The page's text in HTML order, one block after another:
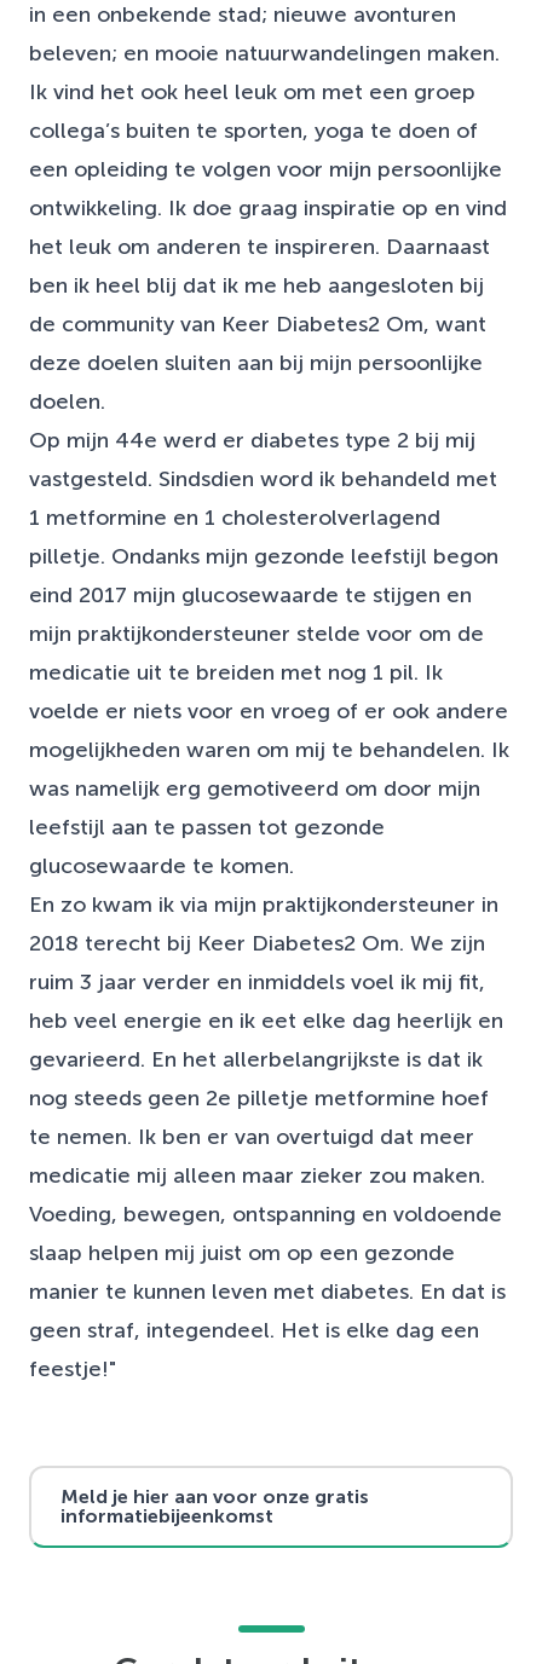
in een onbekende stad; nieuwe avonturen
beleven; en mooie natuurwandelingen maken.
Ik vind het ook heel leuk om met een groep
collega’s buiten te sporten, yoga te doen of
een opleiding te volgen voor mijn persoonlijke
ontwikkeling. Ik doe graag inspiratie op en vind
het leuk om anderen te inspireren. Daarnaast
ben ik heel blij dat ik me heb aangesloten bij
de community van Keer Diabetes2 Om, want
deze doelen sluiten aan bij mijn persoonlijke
doelen.
Op mijn 44e werd er diabetes type 2 bij mij
vastgesteld. Sindsdien word ik behandeld met
1 metformine en 1 cholesterolverlagend
pilletje. Ondanks mijn gezonde leefstijl begon
eind 2017 mijn glucosewaarde te stijgen en
mijn praktijkondersteuner stelde voor om de
medicatie uit te breiden met nog 1 pil. Ik
voelde er niets voor en vroeg of er ook andere
mogelijkheden waren om mij te behandelen. Ik
was namelijk erg gemotiveerd om door mijn
leefstijl aan te passen tot gezonde
glucosewaarde te komen.
En zo kwam ik via mijn praktijkondersteuner in
2018 terecht bij Keer Diabetes2 Om. We zijn
ruim 3 jaar verder en inmiddels voel ik mij fit,
heb veel energie en ik eet elke dag heerlijk en
gevarieerd. En het allerbelangrijkste is dat ik
nog steeds geen 2e pilletje metformine hoef
te nemen. Ik ben er van overtuigd dat meer
medicatie mij alleen maar zieker zou maken.
Voeding, bewegen, ontspanning en voldoende
slaap helpen mij juist om op een gezonde
manier te kunnen leven met diabetes. En dat is
geen straf, integendeel. Het is elke dag een
feestje!"
Meld je hier aan voor onze gratis
informatiebijeenkomst